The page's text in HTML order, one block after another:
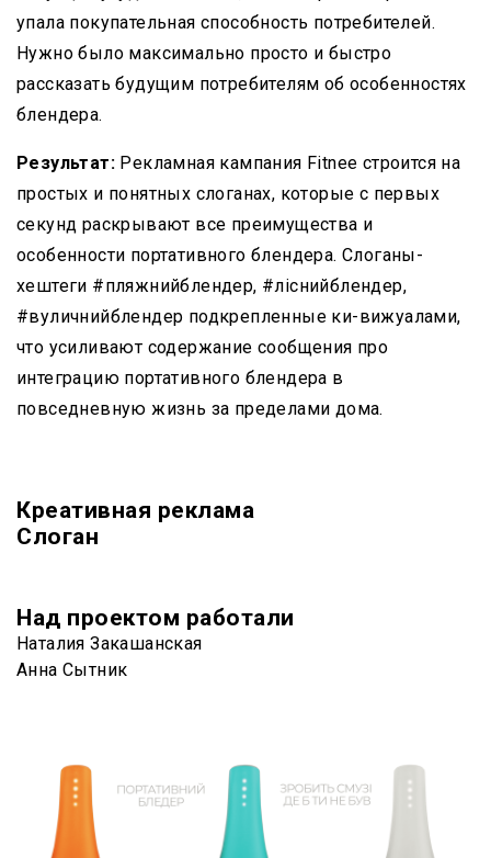
упала покупательная способность потребителей.
Нужно было максимально просто и быстро
рассказать будущим потребителям об особенностях
блендера.
Результат: Рекламная кампания Fitnee строится на
простых и понятных слоганах, которые с первых
секунд раскрывают все преимущества и
особенности портативного блендера. Слоганы-
хештеги #пляжнийблендер, #ліснийблендер,
#вуличнийблендер подкрепленные ки-вижуалами,
что усиливают содержание сообщения про
интеграцию портативного блендера в
повседневную жизнь за пределами дома.
Креативная реклама
Слоган
Над проектом работали
Наталия Закашанская
Анна Сытник